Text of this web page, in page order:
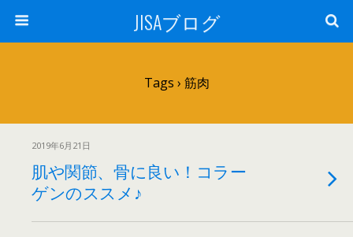
JISAブログ
Tags › 筋肉
2019年6月21日
肌や関節、骨に良い！コラー
ゲンのススメ♪